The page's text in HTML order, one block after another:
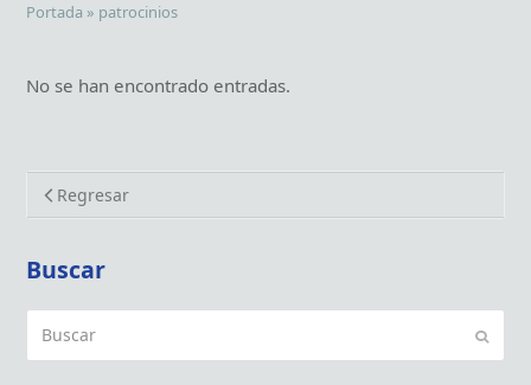
Portada » patrocinios
No se han encontrado entradas.
Regresar
Buscar